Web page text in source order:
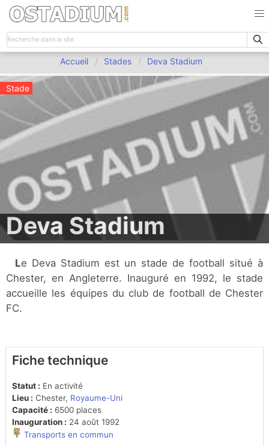
Accueil Stades Deva Stadium
Stade
Deva Stadium
Le Deva Stadium est un stade de football situé à
Chester, en Angleterre. Inauguré en 1992, le stade
accueille les équipes du club de football de Chester
FC.
Fiche technique
Statut : En activité
Lieu : Chester, Royaume-Uni
Capacité : 6500 places
Inauguration : 24 août 1992
Transports en commun